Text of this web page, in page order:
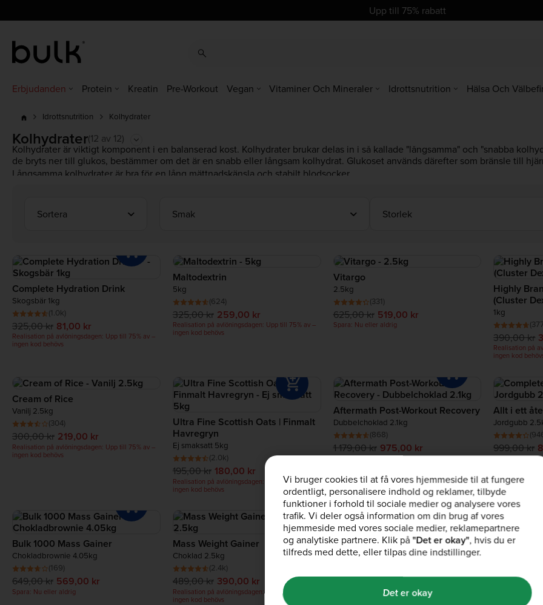
Upp till 75% rabatt
Erbjudanden Protein Kreatin Pre-Workout Vegan Vitaminer Och Mineraler Idrottsnutrition Hälsa Och
Idrottsnutrition Kolhydrater
Kolhydrater(12 av 12)
Kolhydrater är viktigt komponent i en balanserad kost. Kolhydrater brukar delas in i så kallade "långsamma" och "snabba
de bryts ner till glukos, bestämmer om det är en snabb eller långsam kolhydrat. Glukoset används därefter som bränsle till
Långsamma kolhydrater är bra för en lång mättnadskänsla och stabilt blodsocker.
I vårt sortiment hittar du både snabba och långsamma kolhydrater. Här är några av våra rekommendationer
Sortera Smak Storlek
Complete Hydration Drink
Skogsbär 1kg
(1.0k)
325,00 kr 81,00 kr
Realisation på avlöningsdagen: Upp till 75% av –
ingen kod behövs
Maltodextrin
5kg
(624)
325,00 kr 259,00 kr
Realisation på avlöningsdagen: Upp till 75% av –
ingen kod behövs
Vitargo
2.5kg
(331)
625,00 kr 519,00 kr
Spara: Nu eller aldrig
Highly
(Cluster
1kg
390,00 kr
Realisation på
ingen kod
Cream of Rice
Vanilj 2.5kg
(304)
300,00 kr 219,00 kr
Realisation på avlöningsdagen: Upp till 75% av –
ingen kod behövs
Ultra Fine Scottish Oats | Finmalt
Havregryn
Ej smaksatt 5kg
(2.0k)
195,00 kr 180,00 kr
Realisation på avlöningsdagen: Upp till 75% av –
ingen kod behövs
Aftermath Post-Workout Recovery
Dubbelchoklad 2.1kg
(868)
1 179,00 kr 975,00 kr
Realisation på avlöningsdagen: Upp till 75% av –
Allt i ett
Jordgubb
999,00 kr
Realisation på
Bulk 1000 Mass Gainer
Chokladbrownie 4.05kg
(169)
649,00 kr 569,00 kr
Spara: Nu eller aldrig
Mass Weight Gainer
Choklad 2.5kg
(2.4k)
489,00 kr 390,00 kr
Realisation på avlöningsdagen: Upp till 75% av –
ingen kod behövs
Vi bruger cookies til at få vores hjemmeside til at fungere
ordentligt, personalisere indhold og reklamer, tilbyde
funktioner i forhold til sociale medier og analysere vores
trafik. Vi deler også information om din brug af vores
hjemmeside med vores sociale medier, reklamepartnere
og analytiske partnere. Klik på"Det er okay", hvis du er
tilfreds med dette, eller tilpas dine indstillinger.
Det er okay